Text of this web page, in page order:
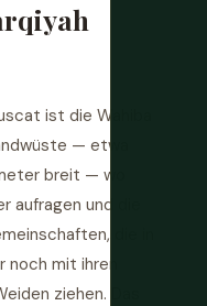
ist die Wahiba
— etwa
breit — wo
aufragen und die
die in
mit ihren
ziehen. Das